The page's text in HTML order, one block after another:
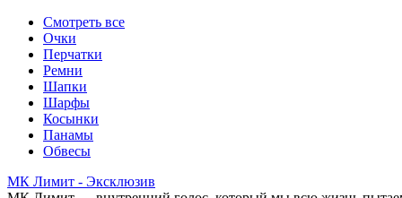
Смотреть все
Очки
Перчатки
Ремни
Шапки
Шарфы
Косынки
Панамы
Обвесы
МК Лимит - Эксклюзив